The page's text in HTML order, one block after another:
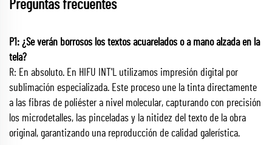
Preguntas frecuentes
P1: ¿Se verán borrosos los textos acuarelados o a mano alzada en la
tela?
R: En absoluto. En HIFU INT'L utilizamos impresión digital por
sublimación especializada. Este proceso une la tinta directamente
a las fibras de poliéster a nivel molecular, capturando con precisión
los microdetalles, las pinceladas y la nitidez del texto de la obra
original, garantizando una reproducción de calidad galerística.